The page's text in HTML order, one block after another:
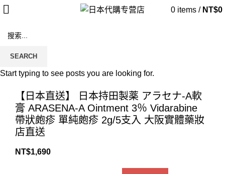
0 items / NT$0
【日本直送】 日本持田製薬 アラセナ-A軟
膏 ARASENA-A Ointment 3％ Vidarabine
帶狀皰疹 單純皰疹 2g/5支入 大阪實體藥妝
店直送
NT$1,690
SEARCH
Start typing to see posts you are looking for.